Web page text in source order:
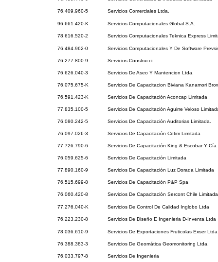
76.409.960-5 Servicios Comerciales Ltda.
96.661.420-K Servicios Computacionales Global S.A.
78.616.520-2 Servicios Computacionales Teknica Express
76.484.962-0 Servicios Computacionales Y De Software
76.277.800-9 Servicios Construcci
76.626.040-3 Servicios De Aseo Y Mantencion Ltda.
76.075.675-K Servicios De Capacitacion Biviana Kanamori
76.591.423-K Servicios De Capacitación Aconcap Limitada
77.835.100-5 Servicios De Capacitación Aguirre Veloso
76.080.242-5 Servicios De Capacitación Auditorias Limitada.
76.097.026-3 Servicios De Capacitación Cetim Limitada
77.726.790-6 Servicios De Capacitación King & Escobar Y Cía
76.059.625-6 Servicios De Capacitación Limitada
77.890.160-9 Servicios De Capacitación Luz Dorada Limitada
76.515.699-8 Servicios De Capacitación P&P Spa
76.060.420-8 Servicios De Capacitación Sercont Chile Limitada
77.276.040-K Servicios De Control De Calidad Inglobo Ltda
76.223.230-8 Servicios De Diseño E Ingenieria D-Inventa Ltda
78.036.610-9 Servicios De Exportaciones Fruticolas Exser
76.388.383-3 Servicios De Geomática Geomonitoring Ltda.
76.033.797-8 Servicios De Ingenieria